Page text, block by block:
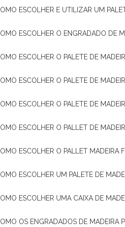
COMO ESCOLHER E UTILIZAR UM
COMO ESCOLHER O ENGRADADO DE
COMO ESCOLHER O PALETE DE
COMO ESCOLHER O PALETE DE
COMO ESCOLHER O PALETE DE
COMO ESCOLHER O PALLET DE
COMO ESCOLHER O PALLET MADEIRA
COMO ESCOLHER UM PALETE DE
COMO ESCOLHER UMA CAIXA DE
COMO OS ENGRADADOS DE MADEIRA